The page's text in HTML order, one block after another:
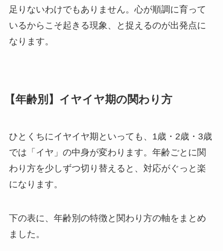
足りないわけでもありません。心が順調に育って
いるからこそ起きる現象、と捉えるのが出発点に
なります。
【年齢別】イヤイヤ期の関わり方
ひとくちにイヤイヤ期といっても、1歳・2歳・3歳
では「イヤ」の中身が変わります。年齢ごとに関
わり方を少しずつ切り替えると、対応がぐっと楽
になります。
下の表に、年齢別の特徴と関わり方の軸をまとめ
ました。